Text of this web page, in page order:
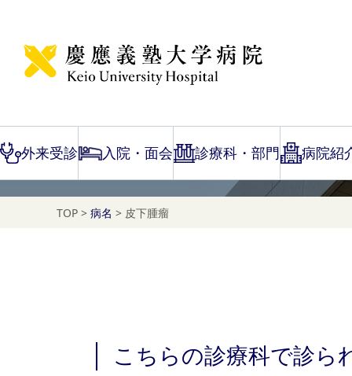
外来受診 入院・面会 診療科・部門 病院紹
Disease Name Search
TOP > 病名 > 皮下腫瘤
こちらの診療科で診ら